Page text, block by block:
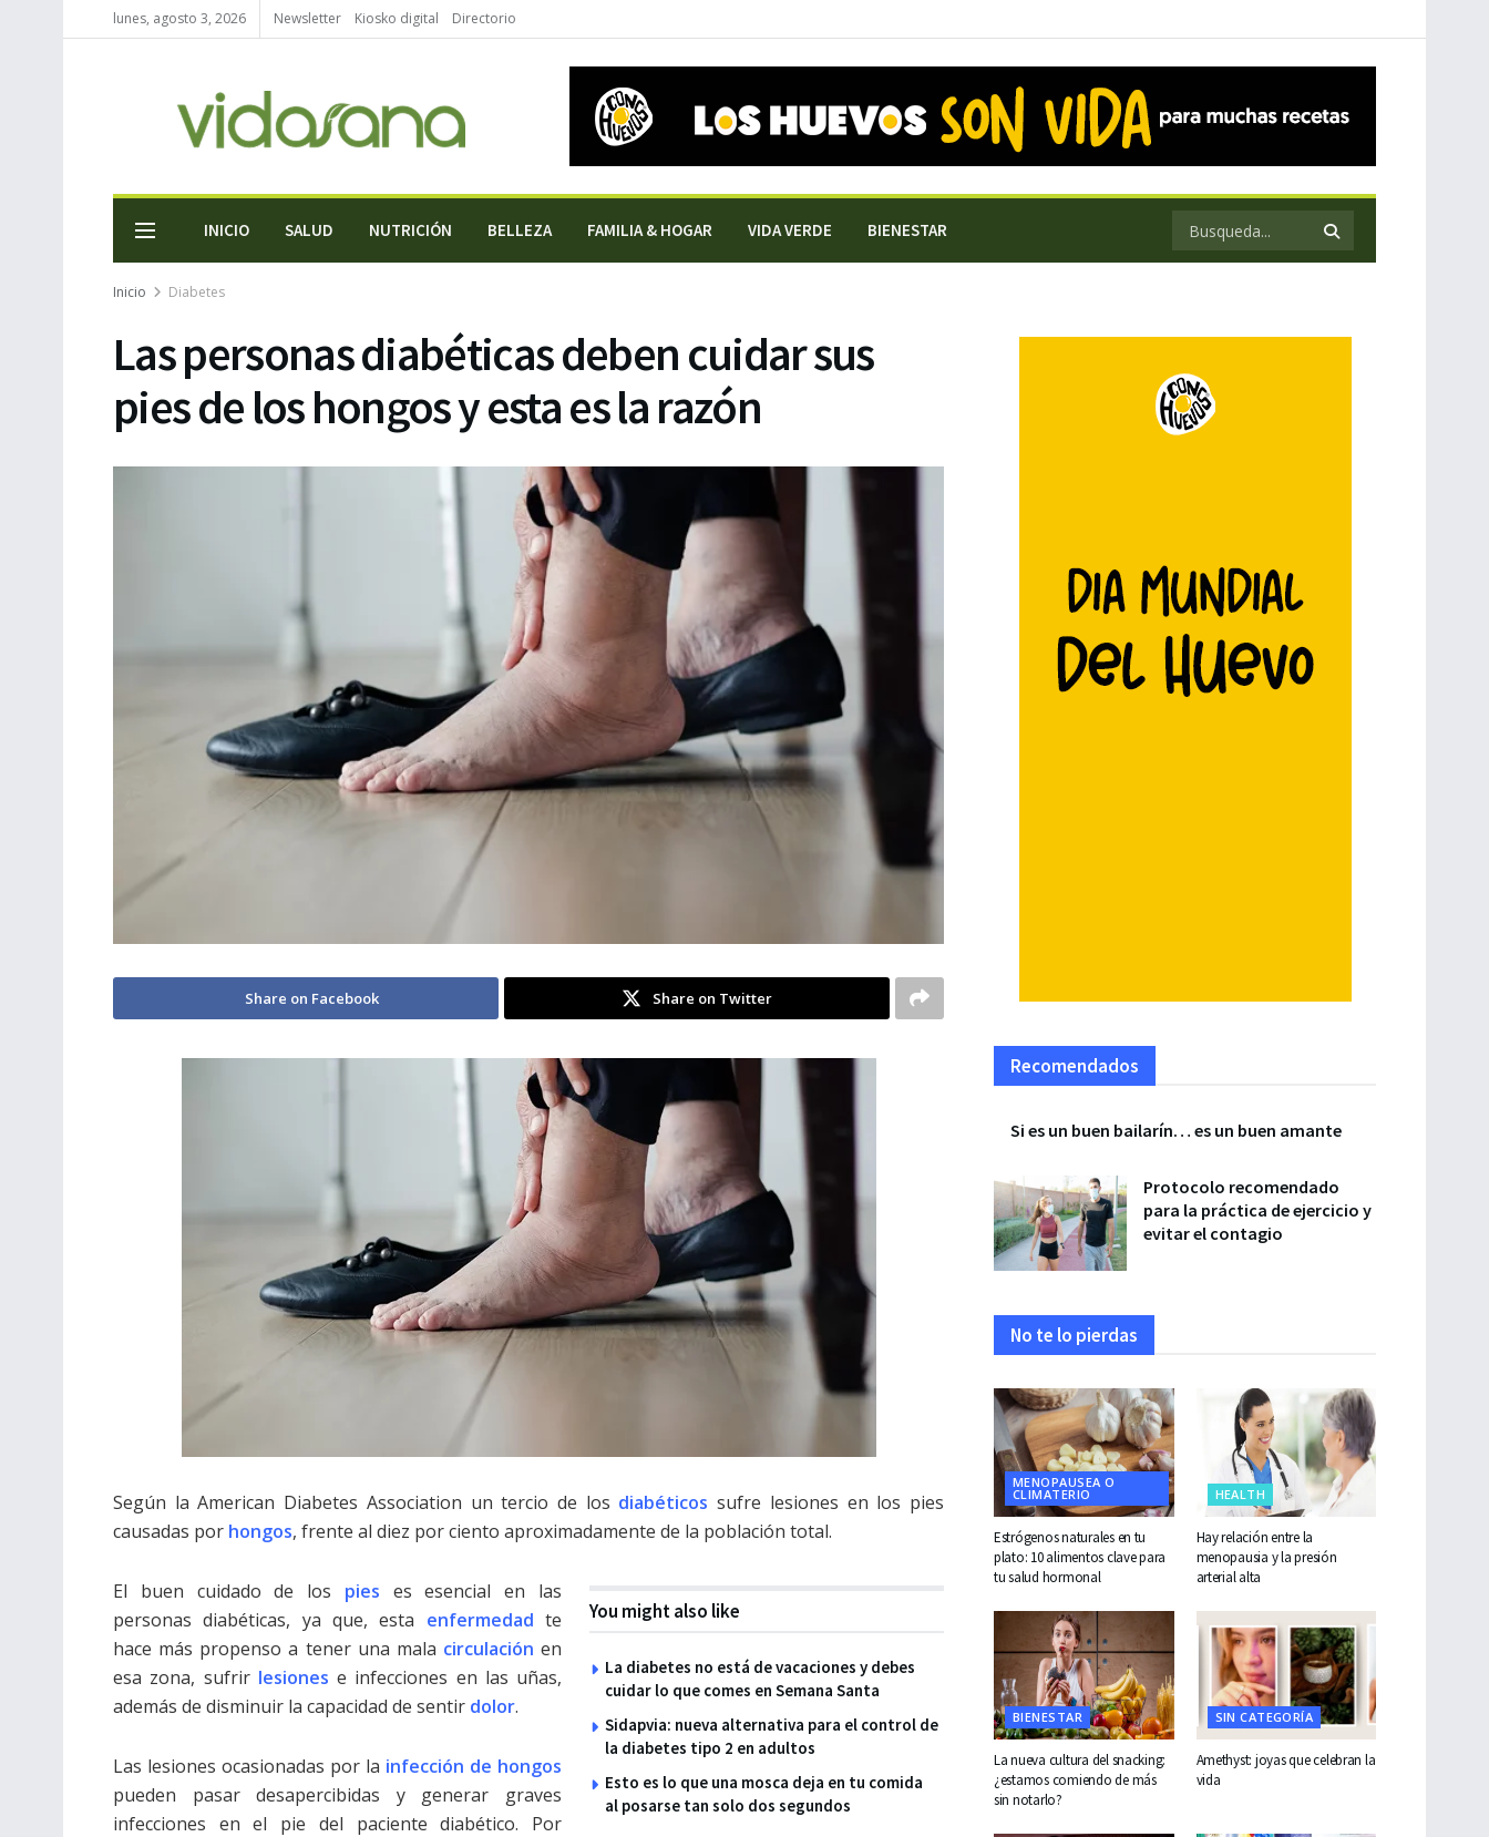
lunes, agosto 3, 2026 Newsletter Kiosko digital Directorio
INICIO SALUD NUTRICIÓN BELLEZA FAMILIA & HOGAR VIDA VERDE BIENESTAR
Inicio Diabetes
Las personas diabéticas deben cuidar sus
pies de los hongos y esta es la razón
Share on Facebook Share on Twitter
Según la American Diabetes Association un tercio de los diabéticos sufre lesiones en los pies
causadas por hongos, frente al diez por ciento aproximadamente de la población total.
You might also like
La diabetes no está de vacaciones y debes
cuidar lo que comes en Semana Santa
Sidapvia: nueva alternativa para el control de
la diabetes tipo 2 en adultos
Esto es lo que una mosca deja en tu comida
al posarse tan solo dos segundos
El buen cuidado de los pies es esencial en las
personas diabéticas, ya que, esta enfermedad te
hace más propenso a tener una mala circulación en
esa zona, sufrir lesiones e infecciones en las uñas,
además de disminuir la capacidad de sentir dolor.
Las lesiones ocasionadas por la infección de hongos
pueden pasar desapercibidas y generar graves
infecciones en el pie del paciente diabético. Por
Recomendados
Si es un buen bailarín… es un buen amante
Protocolo recomendado
para la práctica de ejercicio y
evitar el contagio
No te lo pierdas
MENOPAUSEA O
CLIMATERIO
Estrógenos naturales en tu
plato: 10 alimentos clave para
tu salud hormonal
HEALTH
Hay relación entre la
menopausia y la presión
arterial alta
BIENESTAR
La nueva cultura del snacking:
¿estamos comiendo de más
sin notarlo?
SIN CATEGORÍA
Amethyst: joyas que celebran la
vida